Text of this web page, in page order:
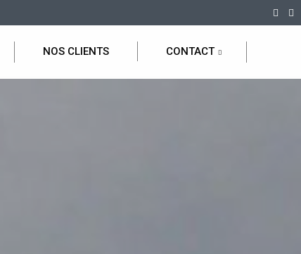
NOS CLIENTS CONTACT